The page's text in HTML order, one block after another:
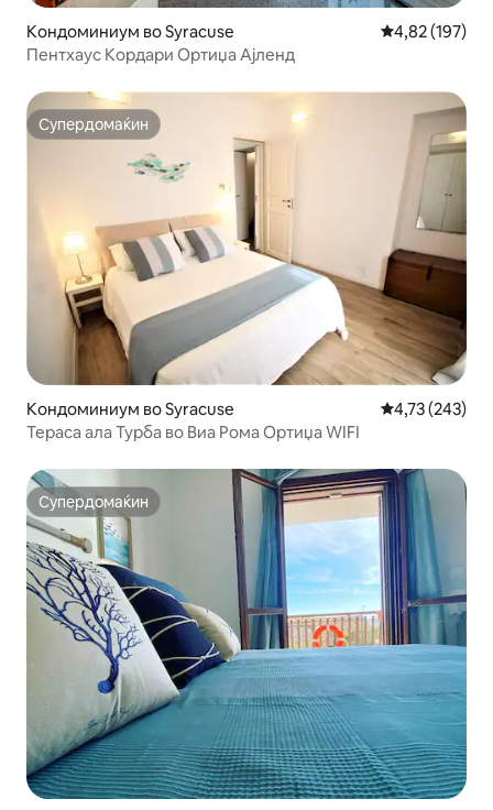
Кондоминиум во Syracuse Просечна
4,82 (197)
Пентхаус Кордари Ортиџа Ајленд
Супердомаќин
Супердомаќин
Кондоминиум во Syracuse Просечна
4,73 (243)
Тераса ала Турба во Виа Рома Ортиџа WIFI
Супердомаќин
Супердомаќин